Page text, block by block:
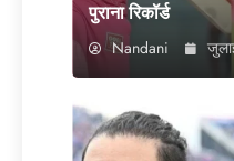
पुराना रिकॉर्ड
Nandani